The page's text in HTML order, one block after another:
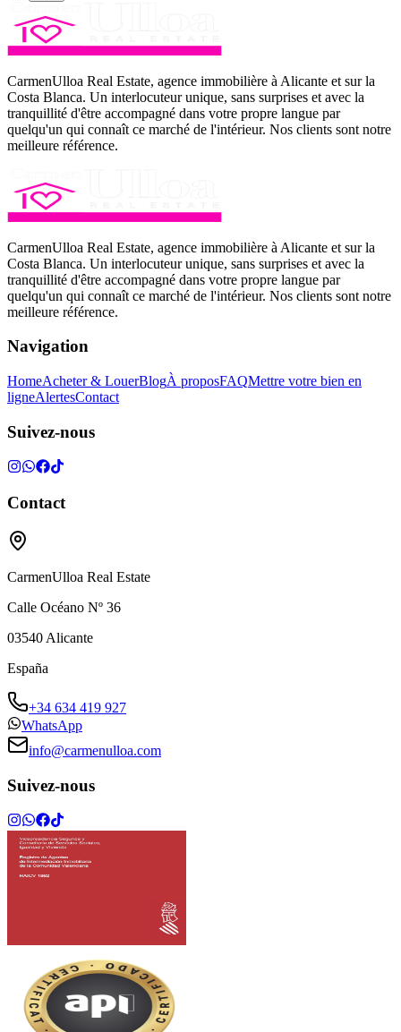
CarmenUlloa Real Estate, agence immobilière à Alicante et sur la
Costa Blanca. Un interlocuteur unique, sans surprises et avec la
tranquillité d'être accompagné dans votre propre langue par
quelqu'un qui connaît ce marché de l'intérieur. Nos clients sont notre
meilleure référence.
CarmenUlloa Real Estate, agence immobilière à Alicante et sur la
Costa Blanca. Un interlocuteur unique, sans surprises et avec la
tranquillité d'être accompagné dans votre propre langue par
quelqu'un qui connaît ce marché de l'intérieur. Nos clients sont notre
meilleure référence.
Navigation
HomeAcheter & LouerBlogÀ proposFAQMettre votre bien en
ligneAlertesContact
Suivez-nous
Contact
CarmenUlloa Real Estate
Calle Océano Nº 36
03540 Alicante
España
+34 634 419 927
WhatsApp
info@carmenulloa.com
Suivez-nous